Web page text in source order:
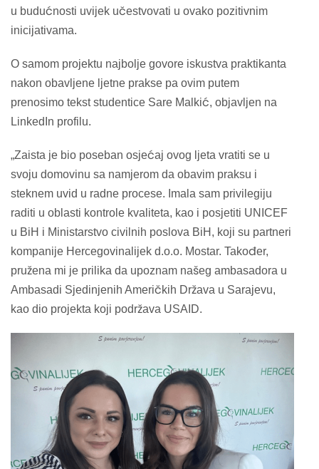
u budućnosti uvijek učestvovati u ovako pozitivnim
inicijativama.
O samom projektu najbolje govore iskustva praktikanta
nakon obavljene ljetne prakse pa ovim putem
prenosimo tekst studentice Sare Malkić, objavljen na
LinkedIn profilu.
„Zaista je bio poseban osjećaj ovog ljeta vratiti se u
svoju domovinu sa namjerom da obavim praksu i
steknem uvid u radne procese. Imala sam privilegiju
raditi u oblasti kontrole kvaliteta, kao i posjetiti UNICEF
u BiH i Ministarstvo civilnih poslova BiH, koji su partneri
kompanije Hercegovinalijek d.o.o. Mostar. Također,
pružena mi je prilika da upoznam našeg ambasadora u
Ambasadi Sjedinjenih Američkih Država u Sarajevu,
kao dio projekta koji podržava USAID.